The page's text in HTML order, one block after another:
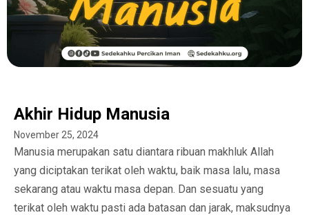
Akhir Hidup Manusia
November 25, 2024
Manusia merupakan satu diantara ribuan makhluk Allah
yang diciptakan terikat oleh waktu, baik masa lalu, masa
sekarang atau waktu masa depan. Dan sesuatu yang
terikat oleh waktu pasti ada batasan dan jarak, maksudnya